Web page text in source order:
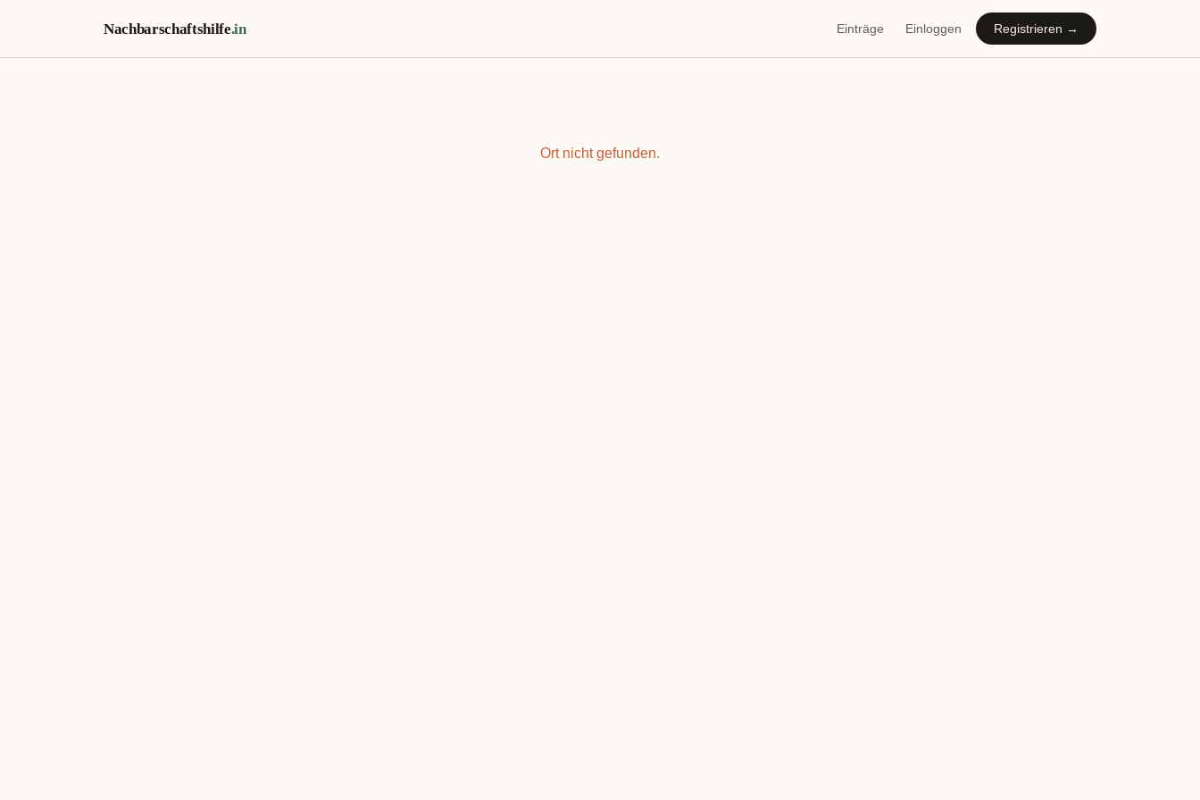
Nachbarschaftshilfe.in Einträge Einloggen Registrieren →
Ort nicht gefunden.